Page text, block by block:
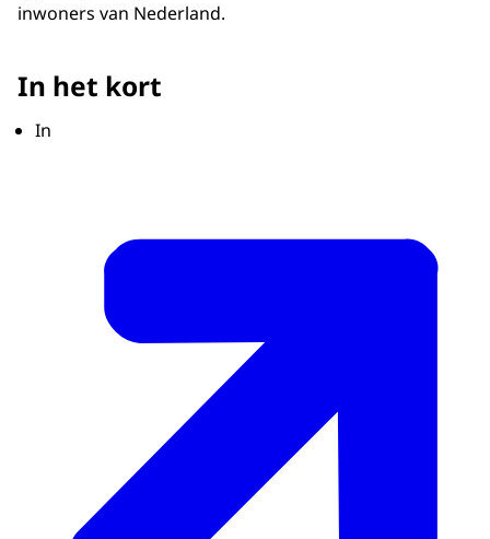
inwoners van Nederland.
In het kort
In